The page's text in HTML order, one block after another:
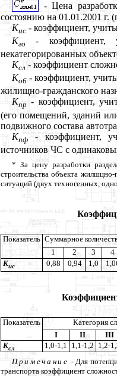
- Цена
состоянию на 01.01.2001 г.
Кис- коэффициент,
Кго
- коэффициент,
некатегорированных
Ксл - коэффициент
Ко6- коэффициент,
жилищно-гражданского
Кпр - коэффициент,
(его помещений, зданий
подвижного состава
Кпф- коэффициент,
источников ЧС с
* За цену разработки
строительства объекта
ситуаций (двух техногенных,
Показатель Суммарное
1
2 3
4
Кис 0,88 0,94 1,0
Показатель
Категория
I
II
III
Ксл 1,0-1,1 1,1-1,2 1,2-
Примечание - Для
транспорта коэффициент